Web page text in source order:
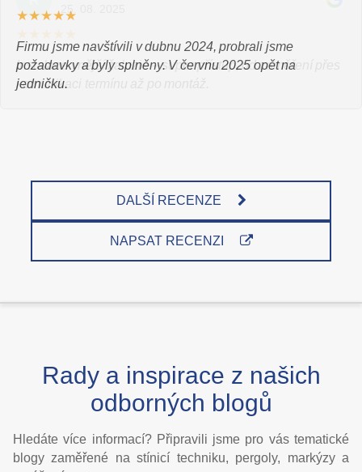
25. 08. 2025
Instalace vnější žaluzie – super přístup, od zaměření přes
komunikaci termínu až po montáž.
DALŠÍ RECENZE
NAPSAT RECENZI
Rady a inspirace z našich
odborných blogů
Hledáte více informací? Připravili jsme pro vás tematické
blogy zaměřené na stínicí techniku, pergoly, markýzy a